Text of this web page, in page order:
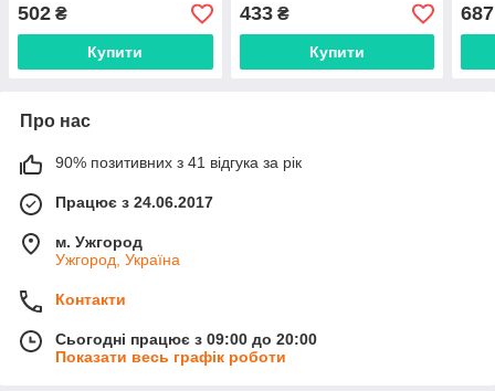
502 ₴
Купити
433₴
Купити
687
Про нас
90% позитивних з 41 відгука за рік
Працює з 24.06.2017
м. Ужгород
Ужгород, Україна
Контакти
Сьогодні працює з 09:00 до 20:00
Показати весь графік роботи